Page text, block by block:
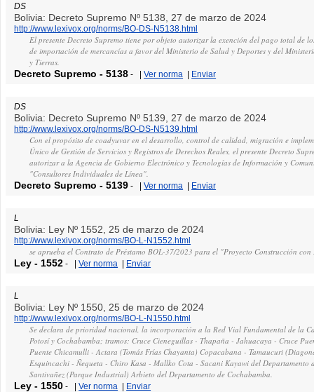
DS
Bolivia: Decreto Supremo Nº 5138, 27 de marzo de 2024
http://www.lexivox.org/norms/BO-DS-N5138.html
El presente Decreto Supremo tiene por objeto autorizar la exención del pago total de
de importación de mercancías a favor del Ministerio de Salud y Deportes y del
y Tierras.
Decreto Supremo -5138 - |Ver norma | Enviar
DS
Bolivia: Decreto Supremo Nº 5139, 27 de marzo de 2024
http://www.lexivox.org/norms/BO-DS-N5139.html
Con el propósito de coadyuvar en el desarrollo, control de calidad, migración e
Único de Gestión de Servicios y Registros de Derechos Reales, el presente Decreto
autorizar a la Agencia de Gobierno Electrónico y Tecnologías de Información y
"Consultores Individuales de Línea".
Decreto Supremo -5139 - |Ver norma | Enviar
L
Bolivia: Ley Nº 1552, 25 de marzo de 2024
http://www.lexivox.org/norms/BO-L-N1552.html
se aprueba el Contrato de Préstamo BOL-37/2023 para el "Proyecto Construcción
Ley - 1552 - |Ver norma | Enviar
L
Bolivia: Ley Nº 1550, 25 de marzo de 2024
http://www.lexivox.org/norms/BO-L-N1550.html
Se declara de prioridad nacional, la incorporación a la Red Vial Fundamental de la
Potosí y Cochabamba; tramos: Cruce Cieneguillas - Thapaña - Jahuacaya - Cruce
Puente Chicamulli - Actara (Tomás Frías Chayanta) Copacabana - Tamaucuri
Esquincachi - Ñequeta - Chiro Kasa - Mallko Cota - Sacani Kayawi del
Santivañez (Parque Industrial) Arbieto del Departamento de Cochabamba.
Ley - 1550 - |Ver norma | Enviar